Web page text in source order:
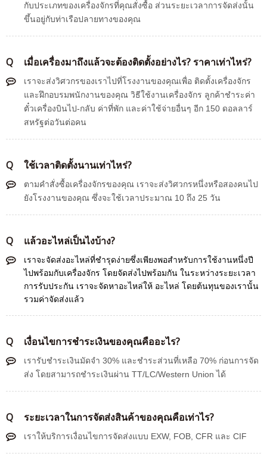
กับประเภทของเครื่องจักรที่คุณสั่งซื้อ ส่วนระยะเวลาการจัดส่งนั้น
ขึ้นอยู่กับท่าเรือปลายทางของคุณ
Q เมื่อเครื่องมาถึงแล้วจะต้องติดตั้งอย่างไร? ราคาเท่าไหร่?
เราจะส่งวิศวกรของเราไปที่โรงงานของคุณเพื่อ ติดตั้งเครื่องจักร
และฝึกอบรมพนักงานของคุณ วิธีใช้งานเครื่องจักร ลูกค้าชำระค่า
ตั๋วเครื่องบินไป-กลับ ค่าที่พัก และค่าใช้จ่ายอื่นๆ อีก 150 ดอลลาร์
สหรัฐต่อวันต่อคน
Q ใช้เวลาติดตั้งนานเท่าไหร่?
ตามคำสั่งซื้อเครื่องจักรของคุณ เราจะส่งวิศวกรหนึ่งหรือสองคนไป
ยังโรงงานของคุณ ซึ่งจะใช้เวลาประมาณ 10 ถึง 25 วัน
Q แล้วอะไหล่เป็นไงบ้าง?
เราจะจัดส่งอะไหล่ที่ชำรุดง่ายซึ่งเพียงพอสำหรับการใช้งานหนึ่งปี
ไปพร้อมกับเครื่องจักร โดยจัดส่งไปพร้อมกัน ในระหว่างระยะเวลา
การรับประกัน เราจะจัดหาอะไหล่ให้ อะไหล่ โดยต้นทุนของเรานั้น
รวมค่าจัดส่งแล้ว
Q เงื่อนไขการชำระเงินของคุณคืออะไร?
เรารับชำระเงินมัดจำ 30% และชำระส่วนที่เหลือ 70% ก่อนการจัด
ส่ง โดยสามารถชำระเงินผ่าน TT/LC/Western Union ได้
Q ระยะเวลาในการจัดส่งสินค้าของคุณคือเท่าไร?
เราให้บริการเงื่อนไขการจัดส่งแบบ EXW, FOB, CFR และ CIF